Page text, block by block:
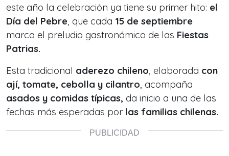
este año la celebración ya tiene su primer hito: el
Día del Pebre, que cada 15 de septiembre
marca el preludio gastronómico de las Fiestas
Patrias.
Esta tradicional aderezo chileno, elaborada con
ají, tomate, cebolla y cilantro, acompaña
asados y comidas típicas, da inicio a una de las
fechas más esperadas por las familias chilenas.